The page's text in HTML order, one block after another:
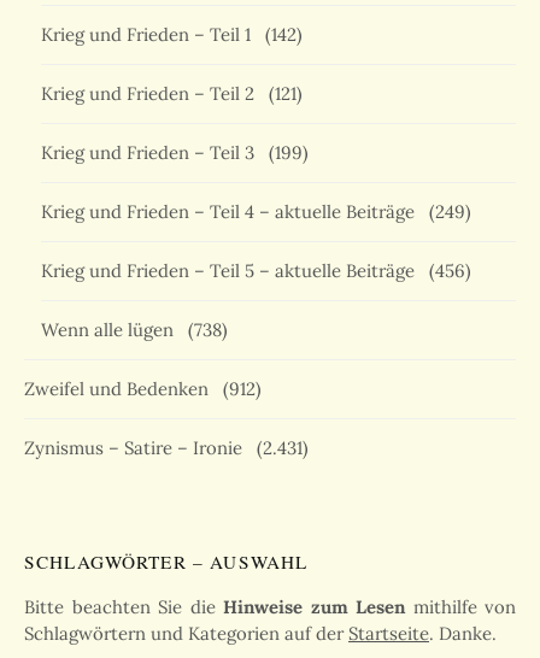
Krieg und Frieden – Teil 1 (142)
Krieg und Frieden – Teil 2 (121)
Krieg und Frieden – Teil 3 (199)
Krieg und Frieden – Teil 4 – aktuelle Beiträge (249)
Krieg und Frieden – Teil 5 – aktuelle Beiträge (456)
Wenn alle lügen (738)
Zweifel und Bedenken (912)
Zynismus – Satire – Ironie (2.431)
SCHLAGWÖRTER – AUSWAHL
Bitte beachten Sie dieHinweise zum Lesenmithilfe von
Schlagwörtern und Kategorien auf der Startseite. Danke.